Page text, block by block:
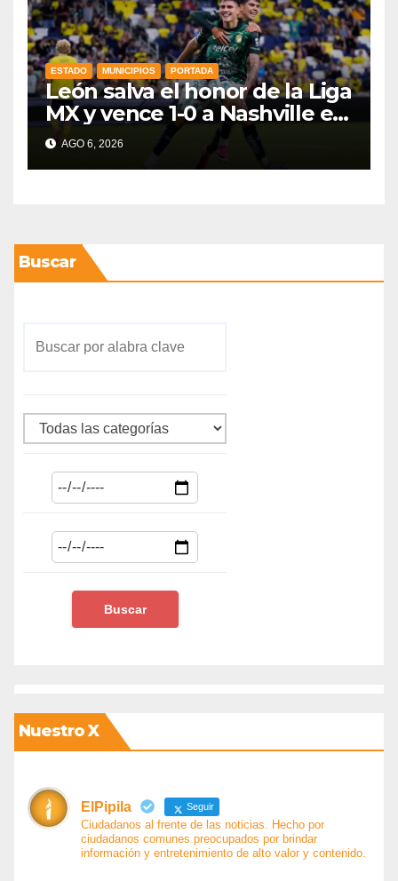
ESTADO MUNICIPIOS PORTADA
León salva el honor de la Liga
MX y vence 1-0 a Nashville en
la Leagues Cup 2026
AGO 6, 2026
Buscar
Nuestro X
ElPipila Seguir
Ciudadanos al frente de las noticias. Hecho por
ciudadanos comunes preocupados por brindar
información y entretenimiento de alto valor y contenido.